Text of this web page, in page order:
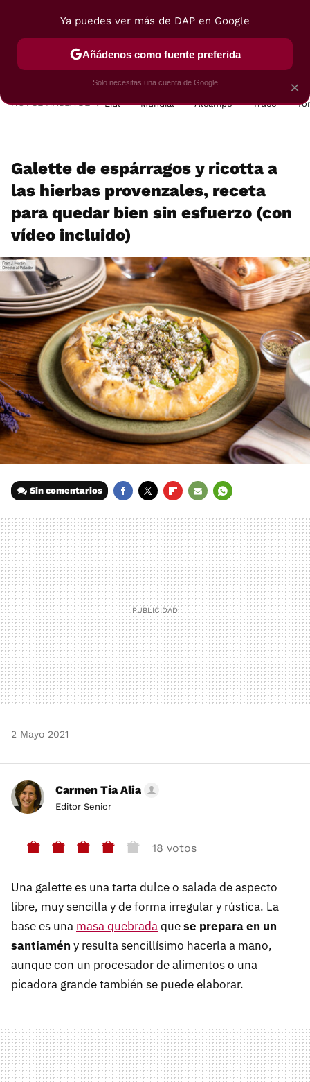
POSTRES VIAJES SELECCIÓN VEGUI
HOY SE HABLA DE Lidl Mundial Alcampo Truco
Galette de espárragos y ricotta a
las hierbas provenzales, receta
para quedar bien sin esfuerzo (con
vídeo incluido)
Sin comentarios
MAIL
2 Mayo 2021
Carmen Tía Alia
Editor Senior
18 votos
Una galette es una tarta dulce o salada de aspecto
libre, muy sencilla y de forma irregular y rústica. La
base es una masa quebradaquese prepara en un
santiamén y resulta sencillísimo hacerla a mano,
aunque con un procesador de alimentos o una
picadora grande también se puede elaborar.
×
Ya puedes ver más de DAP en Google
Añádenos como fuente preferida
Solo necesitas una cuenta de Google